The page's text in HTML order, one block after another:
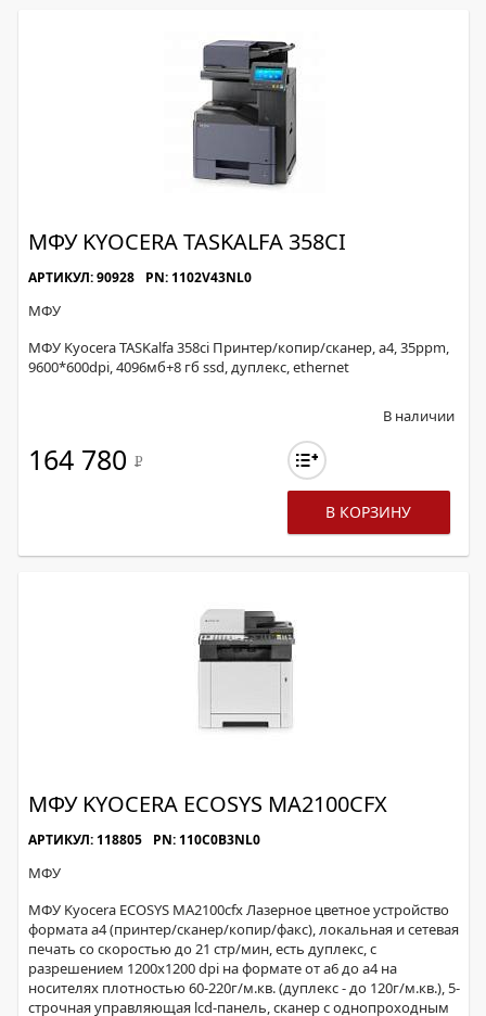
МФУ KYOCERA TASKALFA 358CI
АРТИКУЛ: 90928 PN: 1102V43NL0
МФУ
МФУ Kyocera TASKalfa 358ci Принтер/копир/сканер, а4, 35ppm,
9600*600dpi, 4096мб+8 гб ssd, дуплекс, ethernet
В наличии
164 780 Р
В КОРЗИНУ
МФУ KYOCERA ECOSYS MA2100CFX
АРТИКУЛ: 118805 PN: 110C0B3NL0
МФУ
МФУ Kyocera ECOSYS MA2100cfx Лазерное цветное устройство
формата а4 (принтер/сканер/копир/факс), локальная и сетевая
печать со скоростью до 21 стр/мин, есть дуплекс, с
разрешением 1200х1200 dpi на формате от а6 до а4 на
носителях плотностью 60-220г/м.кв. (дуплекс - до 120г/м.кв.), 5-
строчная управляющая lcd-панель, сканер с однопроходным